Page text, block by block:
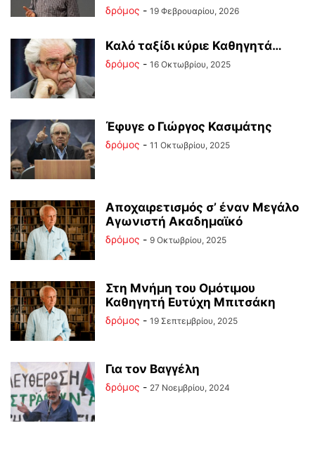
δρόμος - 19 Φεβρουαρίου, 2026
Καλό ταξίδι κύριε Καθηγητά…
δρόμος - 16 Οκτωβρίου, 2025
Έφυγε ο Γιώργος Κασιμάτης
δρόμος - 11 Οκτωβρίου, 2025
Αποχαιρετισμός σ’ έναν Μεγάλο
Αγωνιστή Ακαδημαϊκό
δρόμος - 9 Οκτωβρίου, 2025
Στη Μνήμη του Ομότιμου
Καθηγητή Ευτύχη Μπιτσάκη
δρόμος - 19 Σεπτεμβρίου, 2025
Για τον Βαγγέλη
δρόμος - 27 Νοεμβρίου, 2024